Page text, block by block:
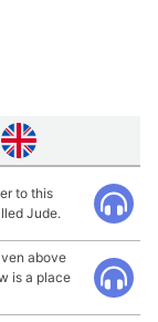
to this
Jude.
above
is a place